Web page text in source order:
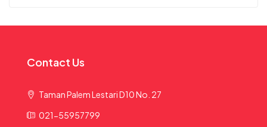
Contact Us
Taman Palem Lestari D10 No. 27
021-55957799